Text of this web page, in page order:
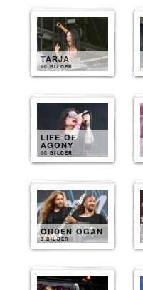
TARJA
10 BILDER
LIFE OF
AGONY
10 BILDER
ORDEN OGAN
8 BILDER